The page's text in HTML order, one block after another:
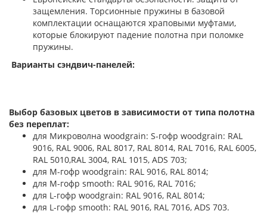
защемления. Торсионные пружины в базовой
комплектации оснащаются храповыми муфтами,
которые блокируют падение полотна при поломке
пружины.
Варианты сэндвич-панелей:
Выбор базовых цветов в зависимости от типа полотна
без переплат:
для Микроволна woodgrain: S-гофр woodgrain: RAL
9016, RAL 9006, RAL 8017, RAL 8014, RAL 7016, RAL 6005,
RAL 5010,RAL 3004, RAL 1015, ADS 703;
для М-гофр woodgrain: RAL 9016, RAL 8014;
для М-гофр smooth: RAL 9016, RAL 7016;
для L-гофр woodgrain: RAL 9016, RAL 8014;
для L-гофр smooth: RAL 9016, RAL 7016, ADS 703.